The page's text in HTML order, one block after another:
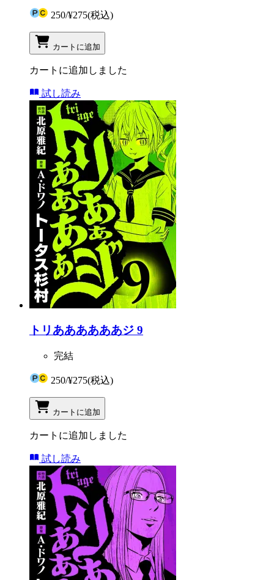
250/¥275(税込)
カートに追加
カートに追加しました
試し読み
トリああああああジ 9
完結
250/¥275(税込)
カートに追加
カートに追加しました
試し読み